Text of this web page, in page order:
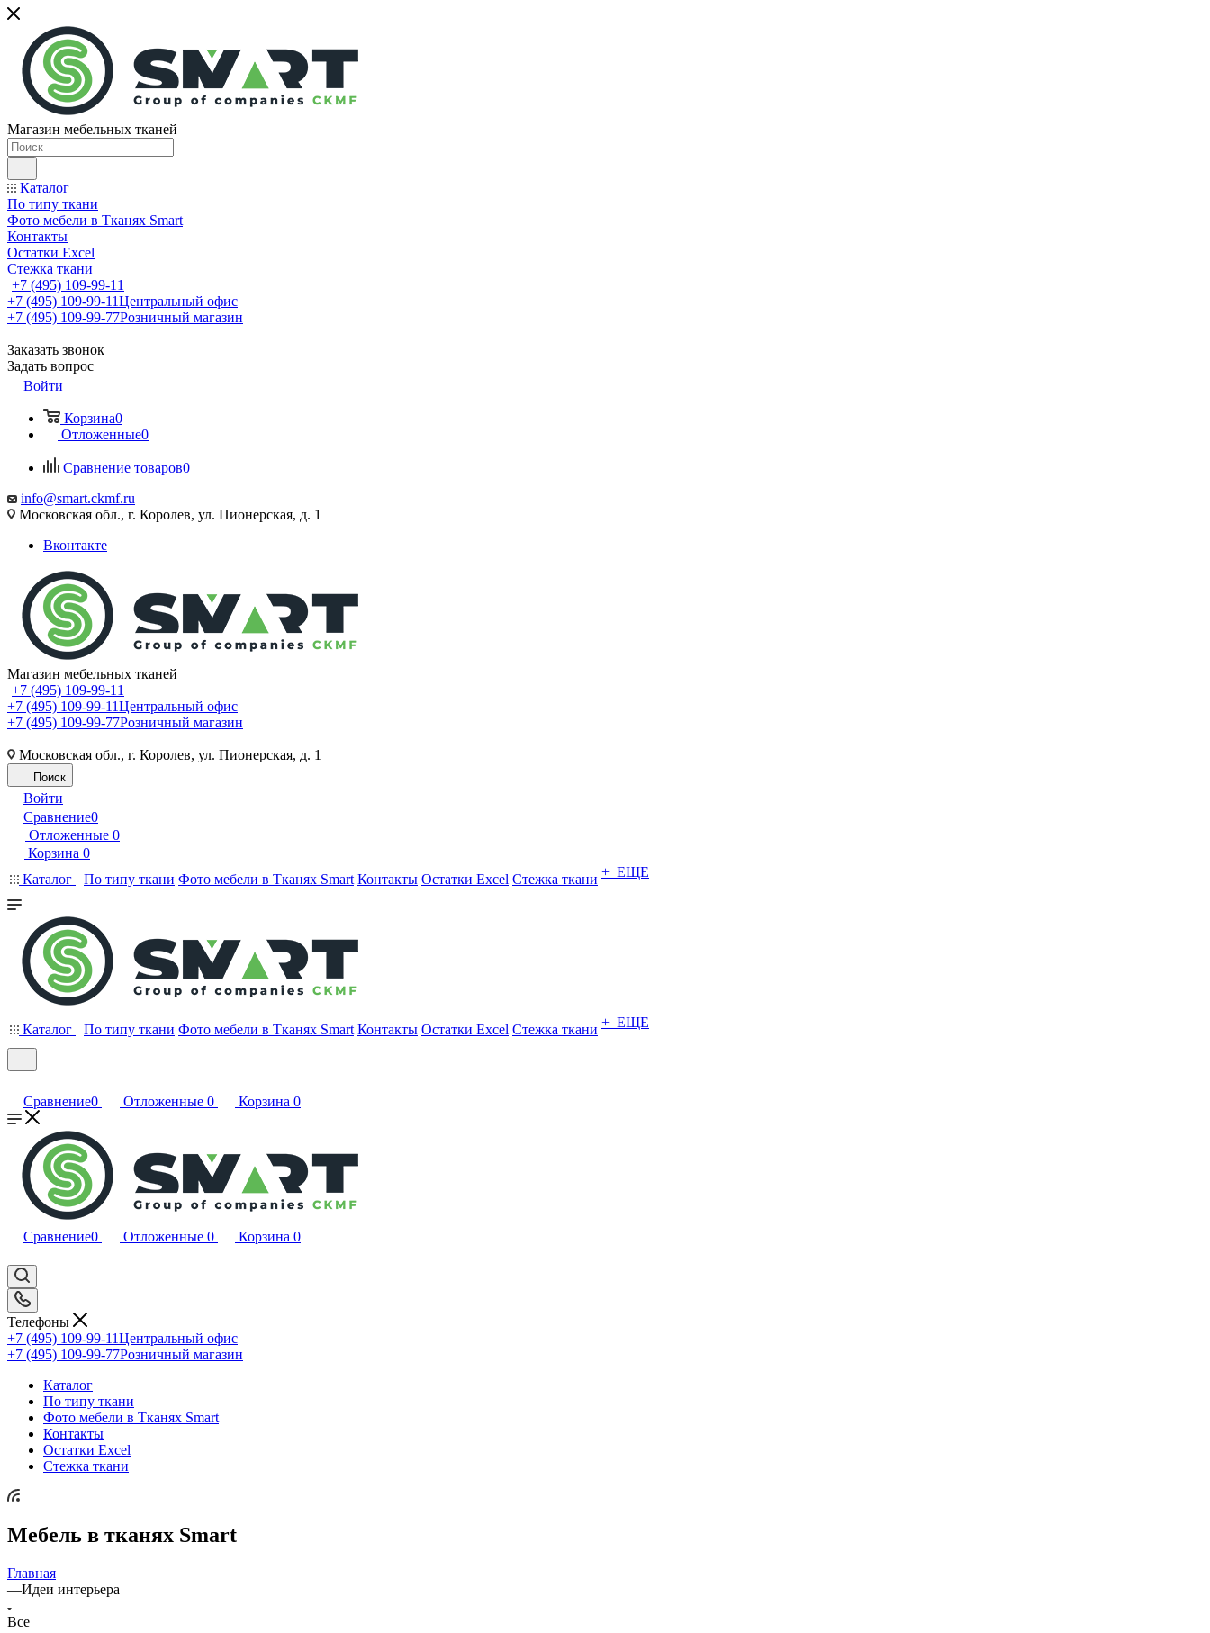
Магазин мебельных тканей
Каталог
По типу ткани
Фото мебели в Тканях Smart
Контакты
Остатки Excel
Стежка ткани
+7 (495) 109-99-11
+7 (495) 109-99-11Центральный офис
+7 (495) 109-99-77Розничный магазин
Заказать звонок
Задать вопрос
Войти
Корзина0
Отложенные0
Сравнение товаров0
info@smart.ckmf.ru
Московская обл., г. Королев, ул. Пионерская, д. 1
Вконтакте
Магазин мебельных тканей
+7 (495) 109-99-11
+7 (495) 109-99-11Центральный офис
+7 (495) 109-99-77Розничный магазин
Московская обл., г. Королев, ул. Пионерская, д. 1
Поиск
Войти
Сравнение0
Отложенные 0
Корзина 0
Каталог
По типу ткани Фото мебели в Тканях Smart Контакты Остатки Excel Стежка ткани + ЕЩЕ
Каталог По типу ткани Фото мебели в Тканях Smart Контакты Остатки Excel Стежка ткани + ЕЩЕ
Сравнение0 Отложенные 0 Корзина 0
Сравнение0 Отложенные 0 Корзина 0
Телефоны
+7 (495) 109-99-11Центральный офис
+7 (495) 109-99-77Розничный магазин
Каталог
По типу ткани
Фото мебели в Тканях Smart
Контакты
Остатки Excel
Стежка ткани
Мебель в тканях Smart
Главная
—Идеи интерьера
Все